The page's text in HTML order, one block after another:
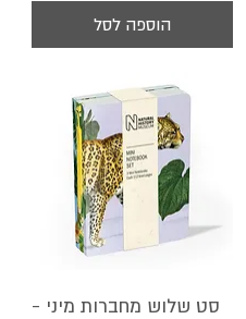
הוספה לסל
סט שלוש מחברות מיני -